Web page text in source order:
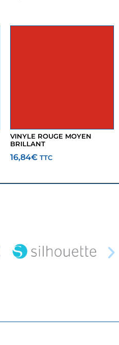
VINYLE ROUGE MOYEN
BRILLANT
16,84€ TTC